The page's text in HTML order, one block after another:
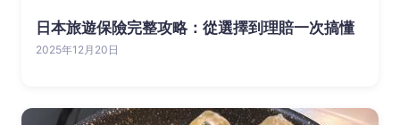
日本旅遊保險完整攻略：從選擇到理賠一次搞懂
2025年12月20日